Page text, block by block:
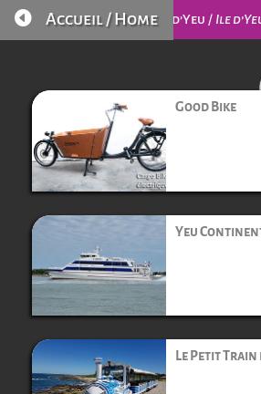
L’Île d’Yeu / Ile
 Accueil / Home
Good Bike
Yeu
Le Petit Train